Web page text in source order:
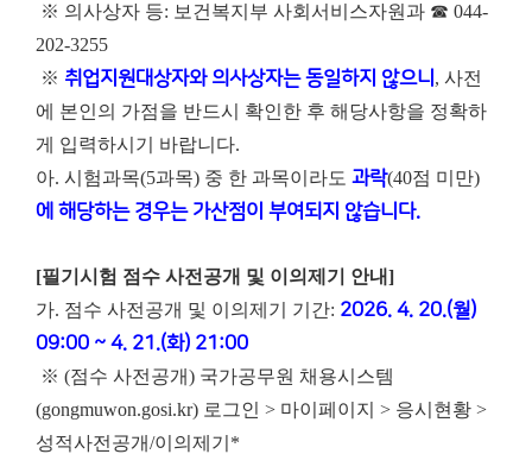
※ 의사상자 등: 보건복지부 사회서비스자원과 ☎ 044-
202-3255
※ 취업지원대상자와 의사상자는 동일하지 않으니 , 사전
에 본인의 가점을 반드시 확인한 후 해당사항을 정확하
게 입력하시기 바랍니다.
아. 시험과목(5과목) 중 한 과목이라도 과락(40점 미만)
에 해당하는 경우는 가산점이 부여되지 않습니다.
[필기시험 점수 사전공개 및 이의제기 안내]
가. 점수 사전공개 및 이의제기 기간: 2026. 4. 20.(월)
09:00 ~ 4. 21.(화) 21:00
※ (점수 사전공개) 국가공무원 채용시스템
(gongmuwon.gosi.kr) 로그인 > 마이페이지 > 응시현황 >
성적사전공개/이의제기*